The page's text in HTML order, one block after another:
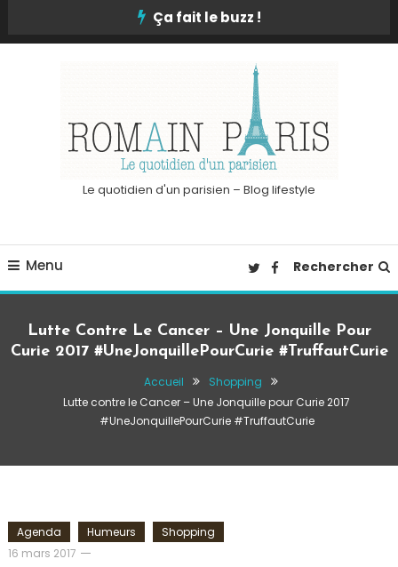
Ça fait le buzz !
Le quotidien d'un parisien – Blog lifestyle
Menu Rechercher
Lutte Contre Le Cancer – Une Jonquille Pour
Curie 2017 #UneJonquillePourCurie #TruffautCurie
Accueil
Shopping
Lutte contre le Cancer – Une Jonquille pour Curie 2017
#UneJonquillePourCurie #TruffautCurie
Agenda Humeurs
Shopping
16 mars 2017
Romain-